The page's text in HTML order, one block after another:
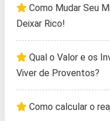
Como Mudar Seu
Deixar Rico!
Qual o Valor e os
Viver de Proventos?
Como calcular o